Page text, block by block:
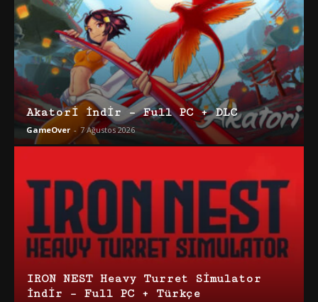
Akatori İndir – Full PC + DLC
GameOver - 7 Ağustos 2026
IRON NEST Heavy Turret Simulator
İndir – Full PC + Türkçe